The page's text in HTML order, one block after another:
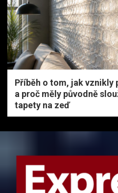
Příběh o tom, jak vznikly
a proč měly původně
tapety na zeď